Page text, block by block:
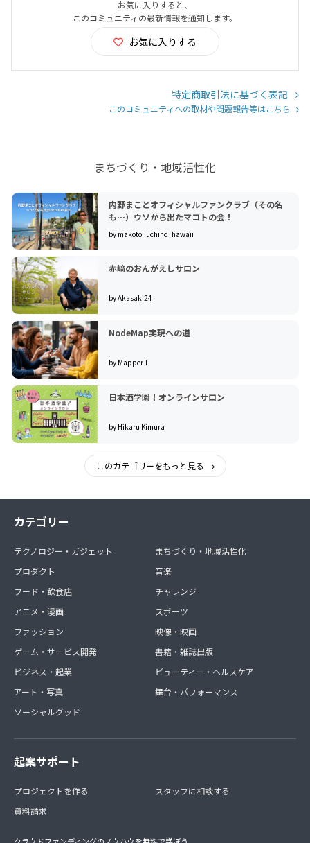
お気に入りすると、
このコミュニティの最新情報を通知します。
お気に入りする
特定商取引法に基づく表記
このコミュニティへの取材や問題報告等はこちら
まちづくり・地域活性化
内野まことオフィシャルファンクラブ（その名
も…）ウソから出たマコトの会！
by makoto_uchino_hawaii
赤﨑のおんがえしサロン
by Akasaki24
NodeMap実現への道
by Mapper T
日本酒学園！オンラインサロン
by Hikaru Kimura
このカテゴリーをもっと見る
カテゴリー
テクノロジー・ガジェット
プロダクト
フード・飲食店
アニメ・漫画
ファッション
ゲーム・サービス開発
ビジネス・起業
アート・写真
ソーシャルグッド
まちづくり・地域活性化
音楽
チャレンジ
スポーツ
映像・映画
書籍・雑誌出版
ビューティー・ヘルスケア
舞台・パフォーマンス
起案サポート
プロジェクトを作る
資料請求
スタッフに相談する
クラウドファンディングのノウハウを無料で学ぼう